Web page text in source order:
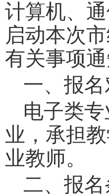
计算机、
启动本次
有关事项通
一、报名
电子类
业，承担
业教师。
二、报